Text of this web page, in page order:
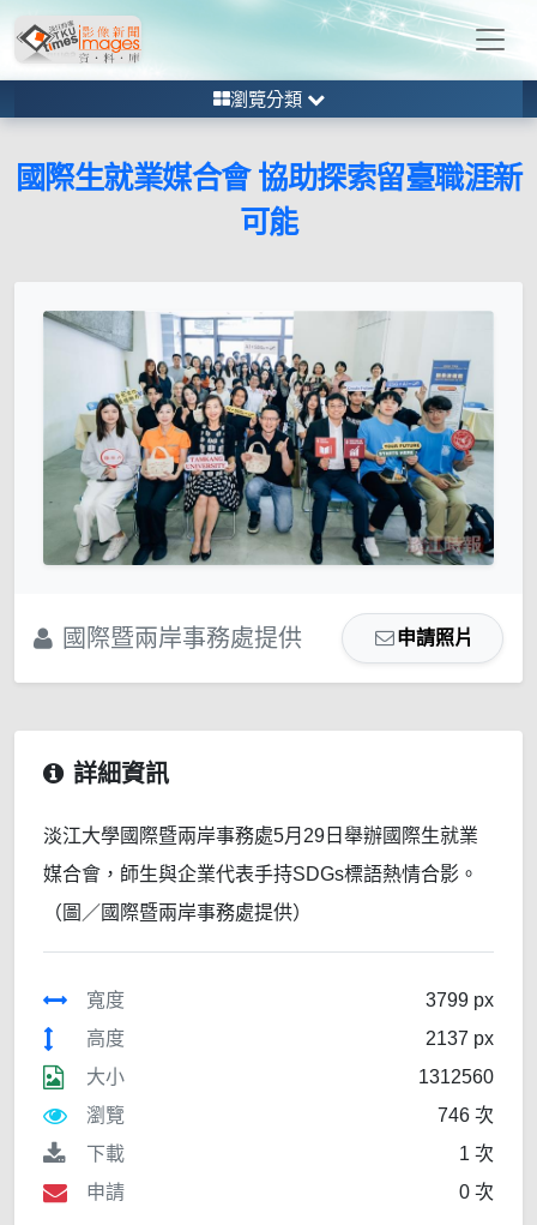
瀏覽分類
國際生就業媒合會 協助探索留臺職涯新
可能
國際暨兩岸事務處提供 申請照片
詳細資訊
淡江大學國際暨兩岸事務處5月29日舉辦國際生就業
媒合會，師生與企業代表手持SDGs標語熱情合影。
（圖／國際暨兩岸事務處提供）
寬度
3799 px
高度
2137 px
大小
1312560
瀏覽
746 次
下載
1 次
申請
0 次